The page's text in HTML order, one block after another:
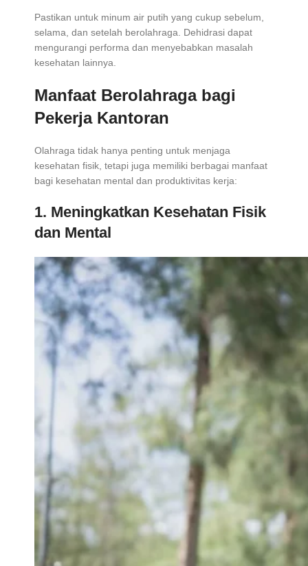
Pastikan untuk minum air putih yang cukup sebelum,
selama, dan setelah berolahraga. Dehidrasi dapat
mengurangi performa dan menyebabkan masalah
kesehatan lainnya.
Manfaat Berolahraga bagi
Pekerja Kantoran
Olahraga tidak hanya penting untuk menjaga
kesehatan fisik, tetapi juga memiliki berbagai manfaat
bagi kesehatan mental dan produktivitas kerja:
1. Meningkatkan Kesehatan Fisik
dan Mental